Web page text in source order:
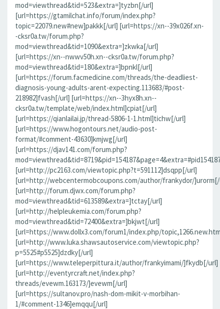
mod=viewthread&tid=523&extra=]tyzbn[/url]
[url=https://gtamilchat.info/forum/index.php?
topic=22079.new#new]pakkk[/url] [url=https://xn--39x026f.xn-
-cksr0a.tw/forum.php?
mod=viewthread&tid=1090&extra=]zkwka[/url]
[url=https://xn--nwwv50h.xn--cksr0a.tw/forum.php?
mod=viewthread&tid=180&extra=]bpnkl[/url]
[url=https://forum.facmedicine.com/threads/the-deadliest-
diagnosis-young-adults-arent-expecting.113683/#post-
218982]fvash[/url] [url=https://xn--3hyx8h.xn--
cksr0a.tw/template/web/index.html]cpiat[/url]
[url=https://qianlailai.jp/thread-5806-1-1.html]tichw[/url]
[url=https://www.hogontours.net/audio-post-
format/#comment-43630]kmjwg[/url]
[url=https://djav141.com/forum.php?
[url=http://pc2163.com/viewtopic.php?t=591112]dsqpp[/url]
[url=http://webcentermobcoupons.com/author/frankydor/
[url=http://forum.djwx.com/forum.php?
mod=viewthread&tid=613589&extra=]tctay[/url]
[url=http://helpleukemia.com/forum.php?
mod=viewthread&tid=72400&extra=]bkjwt[/url]
[url=https://www.dollx3.com/forum1/index.php/
[url=http://www.luka.shawsautoservice.com/viewtopic.php?
p=5525#p5525]dzdky[/url]
[url=https://www.teleperpittura.it/author/frankyimami/]fkydb[/url]
[url=http://eventyrcraft.net/index.php?
threads/evewm.163173/]evewm[/url]
[url=https://sultanov.pro/nash-dom-mikit-v-morbihan-
1/#comment-1346]emqqu[/url]